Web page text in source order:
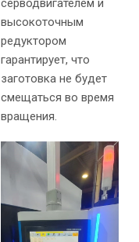
серводвигателем и
высокоточным
редуктором
гарантирует, что
заготовка не будет
смещаться во время
вращения.